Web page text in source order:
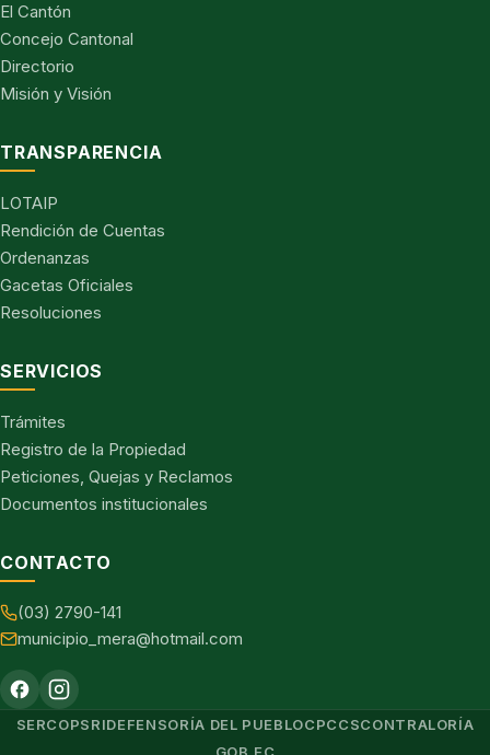
El Cantón
Concejo Cantonal
Directorio
Misión y Visión
TRANSPARENCIA
LOTAIP
Rendición de Cuentas
Ordenanzas
Gacetas Oficiales
Resoluciones
SERVICIOS
Trámites
Registro de la Propiedad
Peticiones, Quejas y Reclamos
Documentos institucionales
CONTACTO
(03) 2790-141
municipio_mera@hotmail.com
SERCOPSRIDEFENSORÍA DEL PUEBLOCPCCSCONTRALORÍA